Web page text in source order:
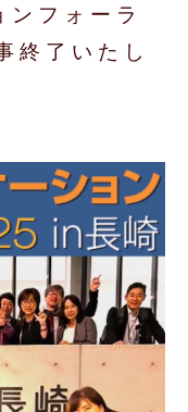
ンフォーラ
終了いたし